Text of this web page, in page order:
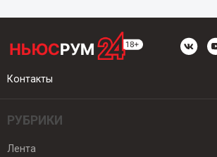
Контакты
РУБРИКИ
Лента